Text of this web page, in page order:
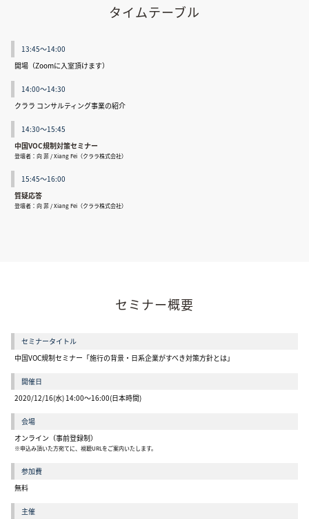
タイムテーブル
13:45～14:00
開場（Zoomに入室頂けます）
14:00～14:30
クララ コンサルティング事業の紹介
14:30～15:45
中国VOC規制対策セミナー
登壇者：向 菲 / Xiang Fei（クララ株式会社）
15:45～16:00
質疑応答
登壇者：向 菲 / Xiang Fei（クララ株式会社）
セミナー概要
セミナータイトル
中国VOC規制セミナー「施行の背景・日系企業がすべき対策方針とは」
開催日
2020/12/16(水) 14:00〜16:00(日本時間)
会場
オンライン（事前登録制）
※申込み頂いた方宛てに、視聴URLをご案内いたします。
参加費
無料
主催